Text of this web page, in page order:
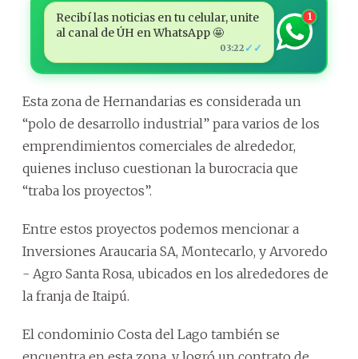
Recibí las noticias en tu celular, unite
al canal de ÚH en WhatsApp 🤩
03:22 ✓✓
1
Esta zona de Hernandarias es considerada un
“polo de desarrollo industrial” para varios de los
emprendimientos comerciales de alrededor,
quienes incluso cuestionan la burocracia que
“traba los proyectos”.
Entre estos proyectos podemos mencionar a
Inversiones Araucaria SA, Montecarlo, y Arvoredo
- Agro Santa Rosa, ubicados en los alrededores de
la franja de Itaipú.
El condominio Costa del Lago también se